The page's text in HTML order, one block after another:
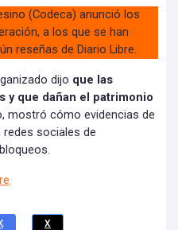
(Codeca) anunció los
a los que se han
reseñas de Diario Libre.
dijo que las
y que dañan el patrimonio
mostró cómo evidencias de
sociales de
X